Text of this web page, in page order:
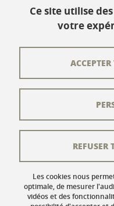
L'équipe éditoriale
Crédits
Mentions légales
Données personnelles
Gestion des cookies
Ce site utilise
votre
Les cookies nous
optimale, de mesurer
vidéos et des
REFUSER